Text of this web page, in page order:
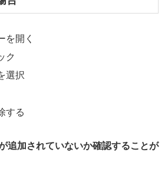
を開く
ク
選択
する
追加されていないか確認することが